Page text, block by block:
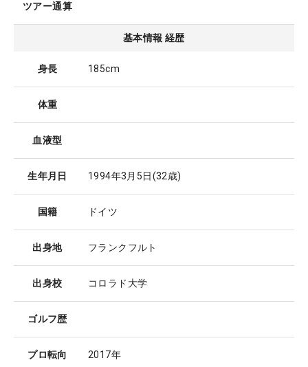
ツアー通算
基本情報 経歴
身長 185cm
体重
血液型
生年月日 1994年3月5日(32歳)
国籍 ドイツ
出身地 フランクフルト
出身校 コロラド大学
ゴルフ歴
プロ転向 2017年